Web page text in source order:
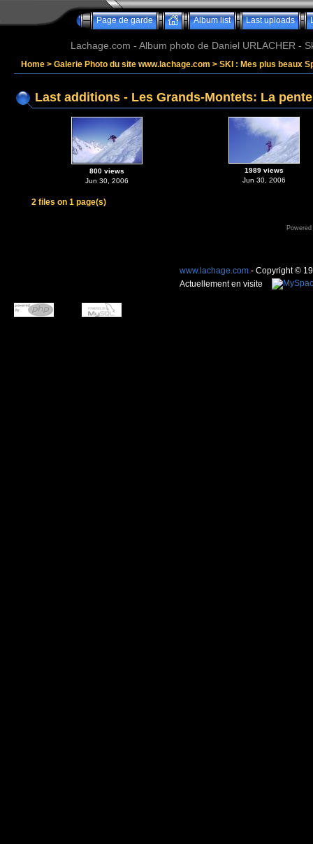
Page de garde Album list Last uploads
Lachage.com - Album photo de Daniel URLACHER -
Home > Galerie Photo du site www.lachage.com > SKI : Mes plus beaux
Last additions - Les Grands-Montets: La
800 views
Jun 30, 2006
1989 views
Jun 30, 2006
2 files on 1 page(s)
www.lachage.com - Copyright ©
Actuellement en visite